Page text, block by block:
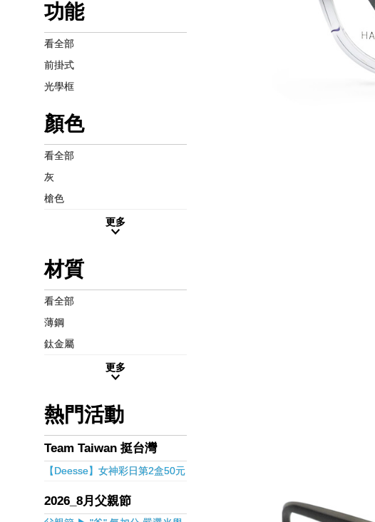
功能
看全部
前掛式
光學框
顏色
看全部
灰
槍色
更多
材質
看全部
薄鋼
鈦金屬
更多
熱門活動
Team Taiwan 挺台灣
【Deesse】女神彩日第2盒50元
2026_8月父親節